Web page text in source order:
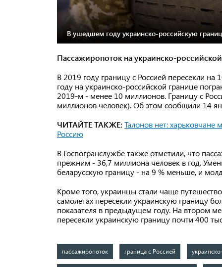
В ушедшем году украинско-российскую
Пассажиропоток на украинско-
В 2019 году границу с Россией пересекли
году на украинско-российской границе
2019-м - менее 10 миллионов. Границу с
миллионов человек). Об этом сообщили 14
ЧИТАЙТЕ ТАКЖЕ: Талонов нет: харьковчане
Россию
В Госпогранслужбе также отметили, что
прежним - 36,7 миллиона человек в год.
беларусскую границу - на 9 % меньше, и
Кроме того, украинцы стали чаще
самолетах пересекли украинскую границу
показателя в предыдущем году. На втором
пересекли украинскую границу почти 400
пассажиропоток граница с Россией